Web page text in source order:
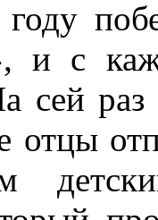
и с
сей
отцы